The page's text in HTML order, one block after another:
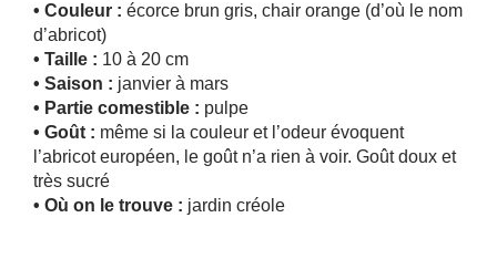
• Couleur : écorce brun gris, chair orange (d’où le nom
d’abricot)
• Taille : 10 à 20 cm
• Saison : janvier à mars
• Partie comestible : pulpe
• Goût : même si la couleur et l’odeur évoquent
l’abricot européen, le goût n’a rien à voir. Goût doux et
très sucré
• Où on le trouve : jardin créole